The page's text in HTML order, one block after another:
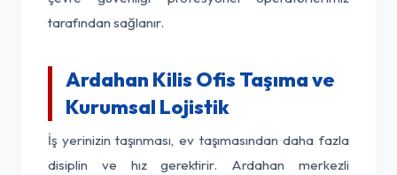
tarafından sağlanır.
Ardahan Kilis Ofis Taşıma ve
Kurumsal Lojistik
İş yerinizin taşınması, ev taşımasından daha fazla
disiplin ve hız gerektirir. Ardahan merkezli